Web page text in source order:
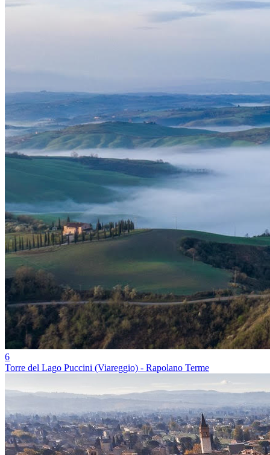
6
Torre del Lago Puccini (Viareggio) - Rapolano Terme